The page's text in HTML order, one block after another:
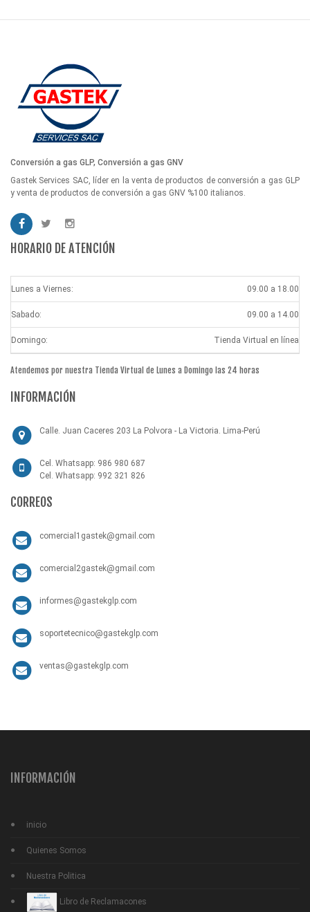
Conversión a gas GLP, Conversión a gas GNV
Gastek Services SAC, líder en la venta de productos de conversión a gas GLP
y venta de productos de conversión a gas GNV %100 italianos.
HORARIO DE ATENCIÓN
Lunes a Viernes: 09.00 a 18.00
Sabado: 09.00 a 14.00
Domingo: Tienda Virtual en línea
Atendemos por nuestra Tienda Virtual de Lunes a Domingo las 24 horas
INFORMACIÓN
Calle. Juan Caceres 203 La Polvora - La Victoria. Lima-Perú
Cel. Whatsapp: 986 980 687
Cel. Whatsapp: 992 321 826
CORREOS
comercial1gastek@gmail.com
comercial2gastek@gmail.com
informes@gastekglp.com
soportetecnico@gastekglp.com
ventas@gastekglp.com
INFORMACIÓN
inicio
Quienes Somos
Nuestra Politica
Libro de Reclamacones